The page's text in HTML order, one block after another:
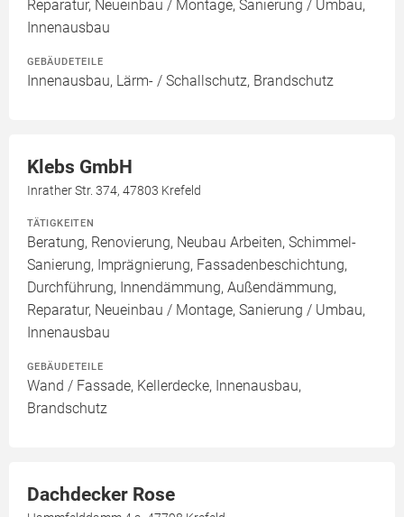
Reparatur, Neueinbau / Montage, Sanierung / Umbau,
Innenausbau
GEBÄUDETEILE
Innenausbau, Lärm- / Schallschutz, Brandschutz
Klebs GmbH
Inrather Str. 374, 47803 Krefeld
TÄTIGKEITEN
Beratung, Renovierung, Neubau Arbeiten, Schimmel-
Sanierung, Imprägnierung, Fassadenbeschichtung,
Durchführung, Innendämmung, Außendämmung,
Reparatur, Neueinbau / Montage, Sanierung / Umbau,
Innenausbau
GEBÄUDETEILE
Wand / Fassade, Kellerdecke, Innenausbau,
Brandschutz
Dachdecker Rose